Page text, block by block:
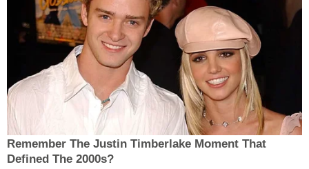
Remember The Justin Timberlake Moment That
Defined The 2000s?